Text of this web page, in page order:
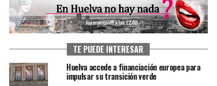
TE PUEDE INTERESAR
Huelva accede a financiación europea para
impulsar su transición verde